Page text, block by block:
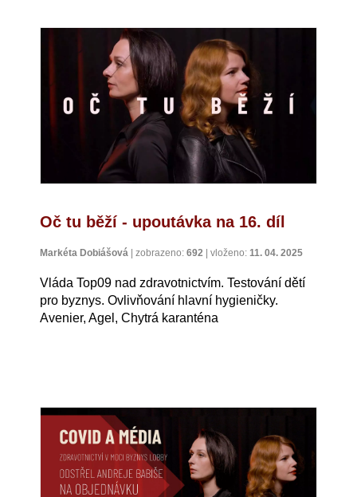
Oč tu běží - upoutávka na 16. díl
Markéta Dobiášová zobrazeno: 692 vloženo: 11. 04. 2025
Vláda Top09 nad zdravotnictvím. Testování dětí
pro byznys. Ovlivňování hlavní hygieničky.
Avenier, Agel, Chytrá karanténa